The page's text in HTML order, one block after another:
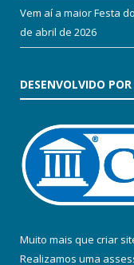
Vem aí a maior Festa
de abril de 2026
DESENVOLVIDO
Muito mais que criar
Realizamos uma